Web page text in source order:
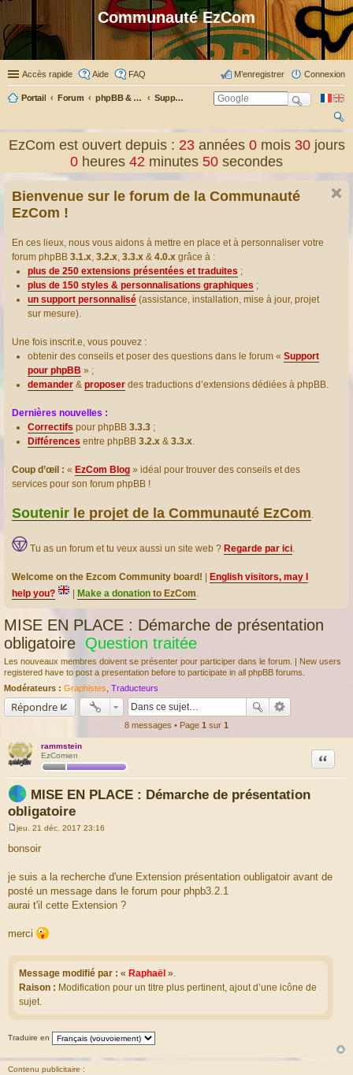
Communauté EzCom
Accès rapide Aide FAQ Connexion
M’enregistrer
Portail Forum phpBB & Co Support pour phpBB
er
EzCom est ouvert depuis : 23 années0 mois30 jours
0 heures 42 minutes 51 secondes
Bienvenue sur le forum de la Communauté
EzCom !
En ces lieux, nous vous aidons à mettre en place et à personnaliser votre
forum phpBB 3.1.x, 3.2.x, 3.3.x & 4.0.x grâce à :
plus de 250 extensions présentées et traduites ;
plus de 150 styles & personnalisations graphiques ;
un support personnalisé (assistance, installation, mise à jour, projet
sur mesure).
Une fois inscrit.e, vous pouvez :
obtenir des conseils et poser des questions dans le forum « Support
pour phpBB » ;
demander & proposer des traductions d’extensions dédiées à phpBB.
Dernières nouvelles :
Correctifs pour phpBB 3.3.3 ;
Différences entre phpBB 3.2.x & 3.3.x.
Coup d’œil : « EzCom Blog » idéal pour trouver des conseils et des
services pour son forum phpBB !
Soutenir le projet de la Communauté EzCom.
Tu as un forum et tu veux aussi un site web ? Regarde par ici.
Welcome on the Ezcom Community board!
English visitors, may I
help you?
Make a donation to EzCom.
MISE EN PLACE : Démarche de présentation
obligatoire Question traitée
Les nouveaux membres doivent se présenter pour participer dans le forum. | New users
registered have to post a presentation before to participate in all phpBB forums.
Modérateurs : Graphistes Traducteurs
Répondre
8 messages • Page 1 sur 1
rammstein
EzComien
MISE EN PLACE : Démarche de présentation
obligatoire
Citation
M
s
g
e
jeu. 21 déc. 2017 23:16
bonsoir
je suis a la recherche d'une Extension présentation oubligatoir avant de
posté un message dans le forum pour phpb3.2.1
aurai t'il cette Extension ?
merci
Message modifié par : « Raphaël ».
Raison : Modification pour un titre plus pertinent, ajout d’une icône de
sujet.
Traduire en
Contenu publicitaire :